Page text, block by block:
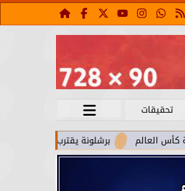
تحقيقات
برشلونة يقترب من استعادة جواو كانسيلو